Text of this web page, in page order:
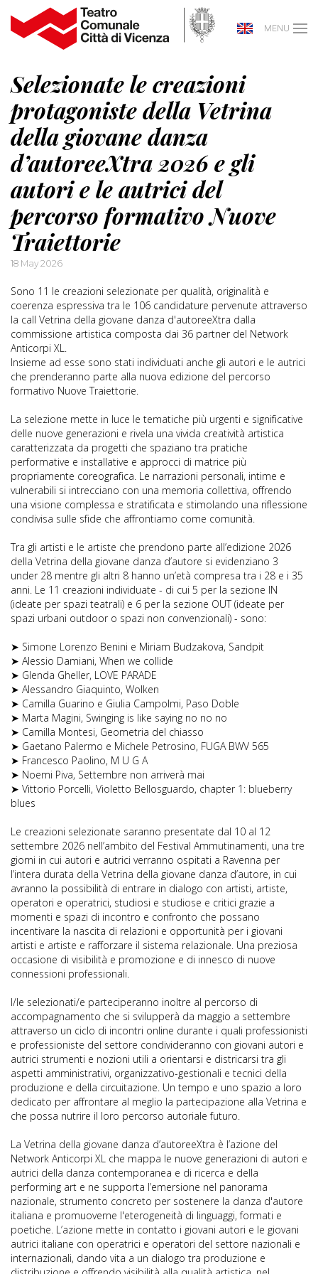
MENU
Selezionate le creazioni
protagoniste della Vetrina
della giovane danza
d’autoreeXtra 2026 e gli
autori e le autrici del
percorso formativo Nuove
Traiettorie
18 May 2026
Sono 11 le creazioni selezionate per qualità, originalità e
coerenza espressiva tra le 106 candidature pervenute attraverso
la call Vetrina della giovane danza d'autoreeXtra dalla
commissione artistica composta dai 36 partner del Network
Anticorpi XL.
Insieme ad esse sono stati individuati anche gli autori e le autrici
che prenderanno parte alla nuova edizione del percorso
formativo Nuove Traiettorie.
La selezione mette in luce le tematiche più urgenti e significative
delle nuove generazioni e rivela una vivida creatività artistica
caratterizzata da progetti che spaziano tra pratiche
performative e installative e approcci di matrice più
propriamente coreografica. Le narrazioni personali, intime e
vulnerabili si intrecciano con una memoria collettiva, offrendo
una visione complessa e stratificata e stimolando una riflessione
condivisa sulle sfide che affrontiamo come comunità.
Tra gli artisti e le artiste che prendono parte all’edizione 2026
della Vetrina della giovane danza d’autore si evidenziano 3
under 28 mentre gli altri 8 hanno un’età compresa tra i 28 e i 35
anni. Le 11 creazioni individuate - di cui 5 per la sezione IN
(ideate per spazi teatrali) e 6 per la sezione OUT (ideate per
spazi urbani outdoor o spazi non convenzionali) - sono:
➤ Simone Lorenzo Benini e Miriam Budzakova, Sandpit
➤ Alessio Damiani, When we collide
➤ Glenda Gheller, LOVE PARADE
➤ Alessandro Giaquinto, Wolken
➤ Camilla Guarino e Giulia Campolmi, Paso Doble
➤ Marta Magini, Swinging is like saying no no no
➤ Camilla Montesi, Geometria del chiasso
➤ Gaetano Palermo e Michele Petrosino, FUGA BWV 565
➤ Francesco Paolino, M U G A
➤ Noemi Piva, Settembre non arriverà mai
➤ Vittorio Porcelli, Violetto Bellosguardo, chapter 1: blueberry
blues
Le creazioni selezionate saranno presentate dal 10 al 12
settembre 2026 nell’ambito del Festival Ammutinamenti, una tre
giorni in cui autori e autrici verranno ospitati a Ravenna per
l’intera durata della Vetrina della giovane danza d’autore, in cui
avranno la possibilità di entrare in dialogo con artisti, artiste,
operatori e operatrici, studiosi e studiose e critici grazie a
momenti e spazi di incontro e confronto che possano
incentivare la nascita di relazioni e opportunità per i giovani
artisti e artiste e rafforzare il sistema relazionale. Una preziosa
occasione di visibilità e promozione e di innesco di nuove
connessioni professionali.
I/le selezionati/e parteciperanno inoltre al percorso di
accompagnamento che si svilupperà da maggio a settembre
attraverso un ciclo di incontri online durante i quali professionisti
e professioniste del settore condivideranno con giovani autori e
autrici strumenti e nozioni utili a orientarsi e districarsi tra gli
aspetti amministrativi, organizzativo-gestionali e tecnici della
produzione e della circuitazione. Un tempo e uno spazio a loro
dedicato per affrontare al meglio la partecipazione alla Vetrina e
che possa nutrire il loro percorso autoriale futuro.
La Vetrina della giovane danza d’autoreeXtra è l’azione del
Network Anticorpi XL che mappa le nuove generazioni di autori e
autrici della danza contemporanea e di ricerca e della
performing art e ne supporta l’emersione nel panorama
nazionale, strumento concreto per sostenere la danza d'autore
italiana e promuoverne l'eterogeneità di linguaggi, formati e
poetiche. L’azione mette in contatto i giovani autori e le giovani
autrici italiane con operatrici e operatori del settore nazionali e
internazionali, dando vita a un dialogo tra produzione e